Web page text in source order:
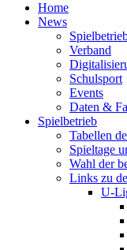
Home
News
Verband
Schulsport
Events
Daten &
Spielbetrieb
Tabellen
Spieltage
Wahl der
Links zu
U-